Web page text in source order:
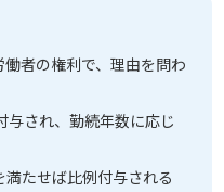
者の権利で、理由を問わ
され、勤続年数に応じ
たせば比例付与される